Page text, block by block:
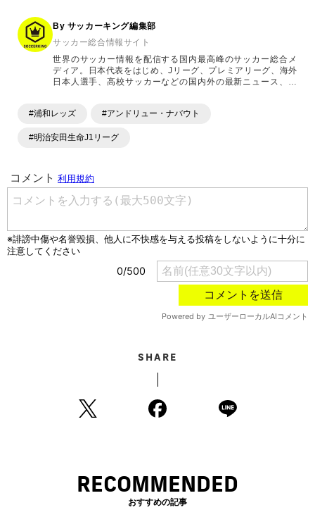
By サッカーキング編集部
サッカー総合情報サイト
世界のサッカー情報を配信する国内最高峰のサッカー総合メ
ディア。日本代表をはじめ、Jリーグ、プレミアリーグ、海外
日本人選手、高校サッカーなどの国内外の最新ニュース、コ
ます。「X」「Instagram」「YouTube」「TikTok」など、
#浦和レッズ #アンドリュー・ナバウト
#明治安田生命J1リーグ
SHARE
RECOMMENDED
おすすめの記事